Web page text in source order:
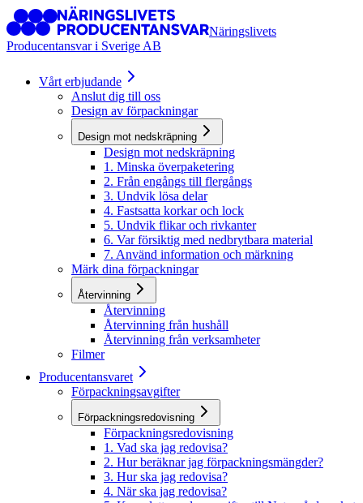
Näringslivets
Producentansvar i Sverige AB
Vårt erbjudande
Anslut dig till oss
Design av förpackningar
Design mot nedskräpning
Design mot nedskräpning
1. Minska överpaketering
2. Från engångs till flergångs
3. Undvik lösa delar
4. Fastsatta korkar och lock
5. Undvik flikar och rivkanter
6. Var försiktig med nedbrytbara material
7. Använd information och märkning
Märk dina förpackningar
Återvinning
Återvinning
Återvinning från hushåll
Återvinning från verksamheter
Filmer
Producentansvaret
Förpackningsavgifter
Förpackningsredovisning
Förpackningsredovisning
1. Vad ska jag redovisa?
2. Hur beräknar jag förpackningsmängder?
3. Hur ska jag redovisa?
4. När ska jag redovisa?